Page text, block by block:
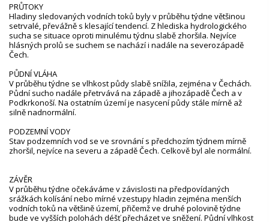
PRŮTOKY
Hladiny sledovaných vodních toků byly v průběhu týdne většinou
setrvalé, převážně s klesající tendencí. Z hlediska hydrologického
sucha se situace oproti minulému týdnu slabě zhoršila. Nejvíce
hlásných profilů se suchem se nachází i nadále na severozápadě
Čech.
PŮDNÍ VLÁHA
V průběhu týdne se vlhkost půdy slabě snížila, zejména v Čechách.
Půdní sucho nadále přetrvává na západě a jihozápadě Čech a v
Podkrkonoší. Na ostatním území je nasycení půdy stále mírně až
silně nadnormální.
PODZEMNÍ VODY
Stav podzemních vod se ve srovnání s předchozím týdnem mírně
zhoršil, nejvíce na severu a západě Čech. Celkově byl ale normální.
ZÁVĚR
V průběhu týdne očekáváme v závislosti na předpovídaných
srážkách kolísání nebo mírné vzestupy hladin zejména menších
vodních toků na většině území, přičemž ve druhé polovině týdne
bude ve vyšších polohách déšť přecházet ve sněžení. Půdní vlhkost